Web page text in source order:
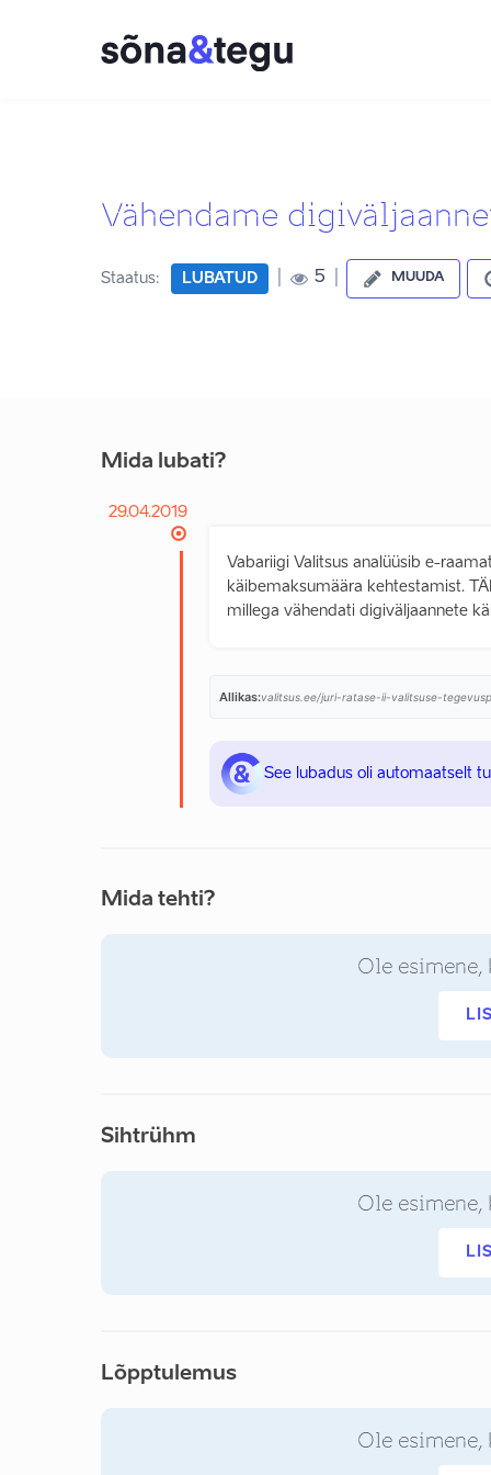
Vähendame
Staatus: LUBATUD 5 MUUDA
Mida lubati?
29.04.2019
Vabariigi Valitsus analüüsib e-
käibemaksumäära kehtestamist.
millega vähendati digiväljaannete
Allikas:valitsus.ee/juri-ratase-ii-valitsuse-
See lubadus oli automaatselt
Mida tehti?
Ole esimene,
Sihtrühm
Ole esimene,
Lõpptulemus
Ole esimene,